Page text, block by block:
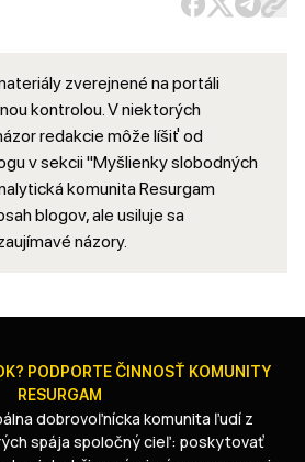
zverejnené na portáli
kontrolou. V niektorých
redakcie môže líšiť od
v sekcii "Myšlienky slobodných
komunita Resurgam
blogov, ale usiluje sa
názory.
PODPORTE ČINNOSŤ KOMUNITY
RESURGAM
dobrovoľnícka komunita ľudí z
spája spoločný cieľ: poskytovať